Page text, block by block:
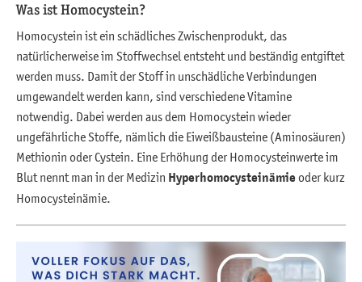
Was ist Homocystein?
Homocystein ist ein schädliches Zwischenprodukt, das
natürlicherweise im Stoffwechsel entsteht und beständig entgiftet
werden muss. Damit der Stoff in unschädliche Verbindungen
umgewandelt werden kann, sind verschiedene Vitamine
notwendig. Dabei werden aus dem Homocystein wieder
ungefährliche Stoffe, nämlich die Eiweißbausteine (Aminosäuren)
Methionin oder Cystein. Eine Erhöhung der Homocysteinwerte im
Blut nennt man in der Medizin Hyperhomocysteinämieoder kurz
Homocysteinämie.